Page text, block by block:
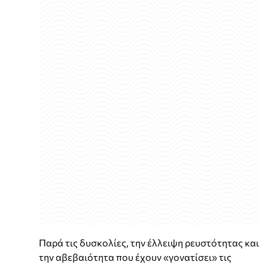
Παρά τις δυσκολίες, την έλλειψη ρευστότητας και
την αβεβαιότητα που έχουν «γονατίσει» τις